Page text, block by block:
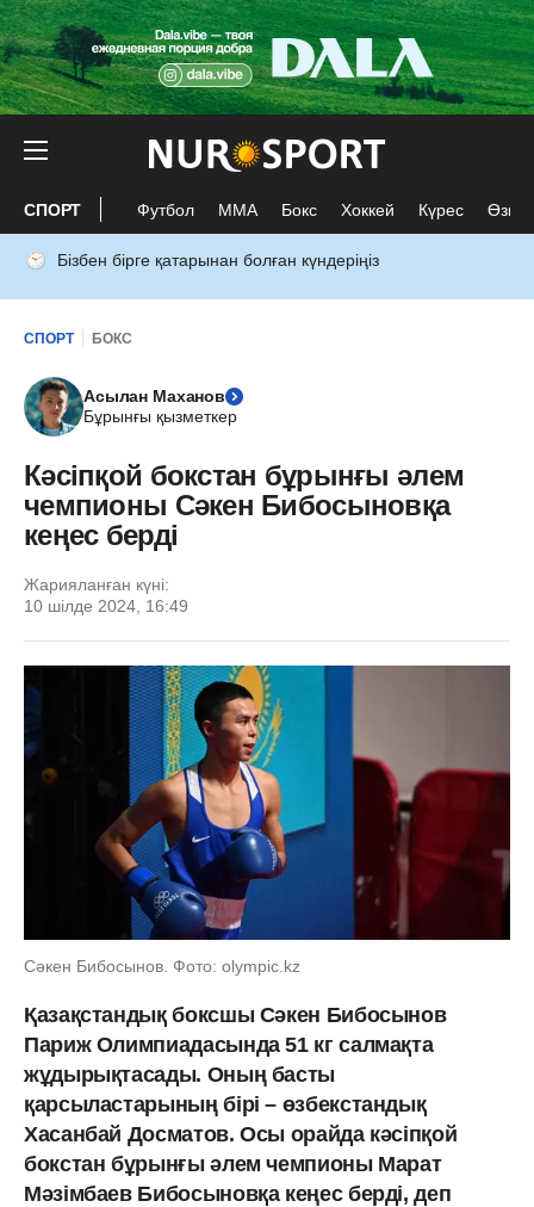
СПОРТ Футбол ММА Бокс Хоккей Күрес Өзге
Бізбен бірге қатарынан болған күндеріңіз
СПОРТ БОКС
Асылан Маханов
Бұрынғы қызметкер
Кәсіпқой бокстан бұрынғы әлем
чемпионы Сәкен Бибосыновқа
кеңес берді
Жарияланған күні:
10 шілде 2024, 16:49
Сәкен Бибосынов. Фото: olympic.kz
Қазақстандық боксшы Сәкен Бибосынов
Париж Олимпиадасында 51 кг салмақта
жұдырықтасады. Оның басты
қарсыластарының бірі – өзбекстандық
Хасанбай Досматов. Осы орайда кәсіпқой
бокстан бұрынғы әлем чемпионы Марат
Мәзімбаев Бибосыновқа кеңес берді, деп